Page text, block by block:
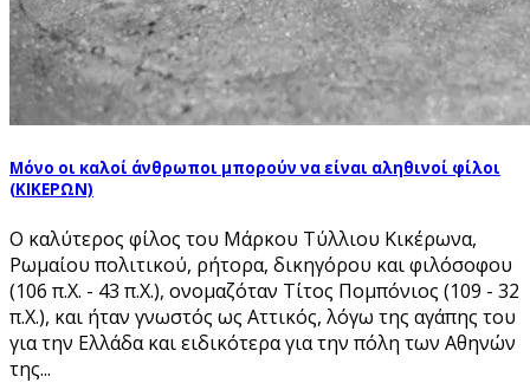
Μόνο οι καλοί άνθρωποι μπορούν να είναι αληθινοί φίλοι
(ΚΙΚΕΡΩΝ)
Ο καλύτερος φίλος του Μάρκου Τύλλιου Κικέρωνα,
Ρωμαίου πολιτικού, ρήτορα, δικηγόρου και φιλόσοφου
(106 π.Χ. - 43 π.Χ.), ονομαζόταν Τίτος Πομπόνιος (109 - 32
π.Χ.), και ήταν γνωστός ως Αττικός, λόγω της αγάπης του
για την Ελλάδα και ειδικότερα για την πόλη των Αθηνών
της...